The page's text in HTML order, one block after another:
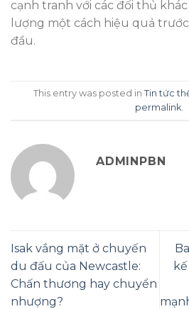
cạnh tranh với các đối thủ
lượng một cách hiệu quả
đầu.
This entry was posted in Tin tức
permalink
ADMINPBN
Isak vắng mặt ở chuyến
du đấu của Newcastle:
Chấn thương hay chuyển
nhượng?